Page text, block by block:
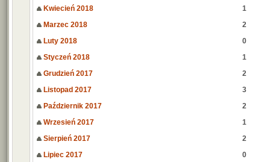
Kwiecień 2018
1
Marzec 2018
2
Luty 2018
0
Styczeń 2018
1
Grudzień 2017
2
Listopad 2017
3
Październik 2017
2
Wrzesień 2017
1
Sierpień 2017
2
Lipiec 2017
0